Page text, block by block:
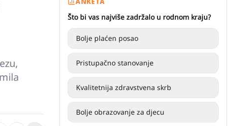
Što bi vas najviše zadržalo u rodnom kraju?
Bolje plaćen posao
Pristupačno stanovanje
Kvalitetnija zdravstvena skrb
Bolje obrazovanje za djecu